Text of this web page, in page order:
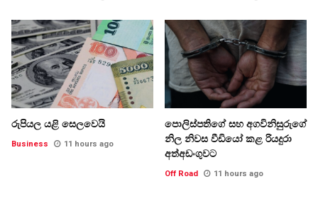
රුපියල යළි සෙලවෙයි
Business 11 hours ago
පොලිස්පතිගේ සහ අගවිනිසුරුගේ
නිල නිවස වීඩියෝ කළ රියදුරා
අත්අඩංගුවට
Off Road 11 hours ago